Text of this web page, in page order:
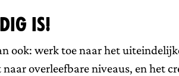
is!
ook: werk toe naar het
overleefbare niveaus, en het